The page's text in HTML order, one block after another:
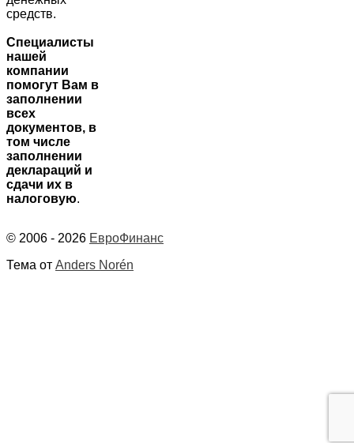
средств.
Специалисты
нашей
компании
помогут Вам в
заполнении
всех
документов, в
том числе
заполнении
деклараций и
сдачи их в
налоговую.
© 2006 - 2026 ЕвроФинанс
Тема от Anders Norén